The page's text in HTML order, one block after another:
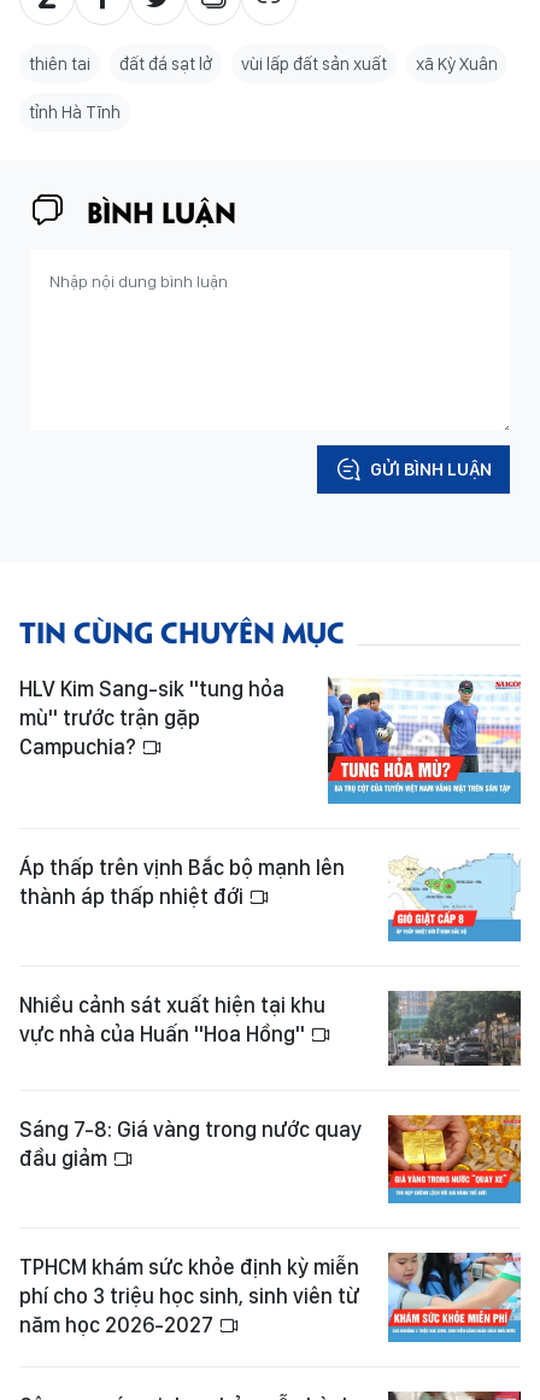
thiên tai đất đá sạt lở vùi lấp đất sản xuất xã Kỳ Xuân
tỉnh Hà Tĩnh
BÌNH LUẬN
GỬI BÌNH LUẬN
TIN CÙNG CHUYÊN MỤC
HLV Kim Sang-sik "tung hỏa
mù" trước trận gặp
Campuchia?
Áp thấp trên vịnh Bắc bộ mạnh lên
thành áp thấp nhiệt đới
Nhiều cảnh sát xuất hiện tại khu
vực nhà của Huấn "Hoa Hồng"
Sáng 7-8: Giá vàng trong nước quay
đầu giảm
TPHCM khám sức khỏe định kỳ miễn
phí cho 3 triệu học sinh, sinh viên từ
năm học 2026-2027